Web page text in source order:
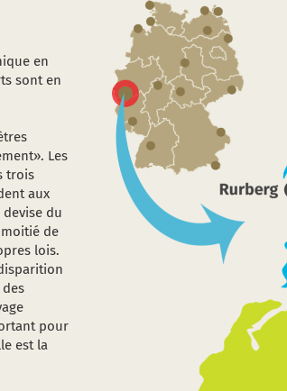
en
sont en
Les
trois
aux
du
de
lois.
pour
est la